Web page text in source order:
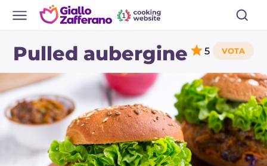
Pulled aubergine 5